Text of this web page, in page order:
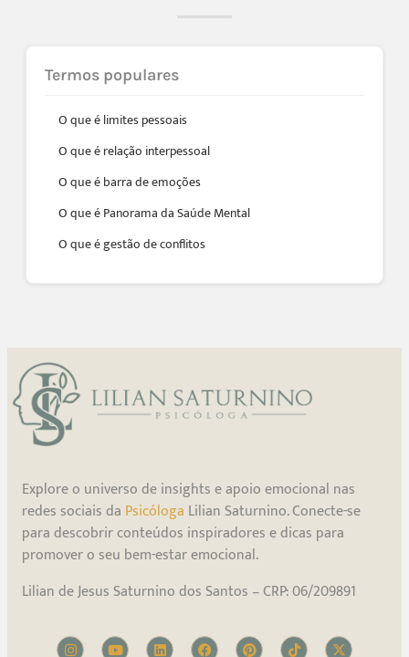
Termos populares
O que é limites pessoais
O que é relação interpessoal
O que é barra de emoções
O que é Panorama da Saúde Mental
O que é gestão de conflitos
Explore o universo de insights e apoio emocional nas
redes sociais da Psicóloga Lilian Saturnino. Conecte-se
para descobrir conteúdos inspiradores e dicas para
promover o seu bem-estar emocional.
Lilian de Jesus Saturnino dos Santos – CRP: 06/209891